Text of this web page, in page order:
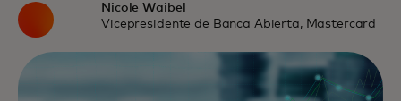
Nicole Waibel
Vicepresidente de Banca Abierta, Mastercard